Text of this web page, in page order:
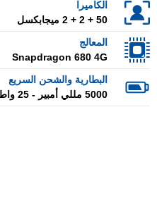
الكاميرا
50 + 2 + 2 ميجابكسل
المعالج
Snapdragon 680 4G
البطارية والشحن السريع
5000 مللي أمبير - 25 واط